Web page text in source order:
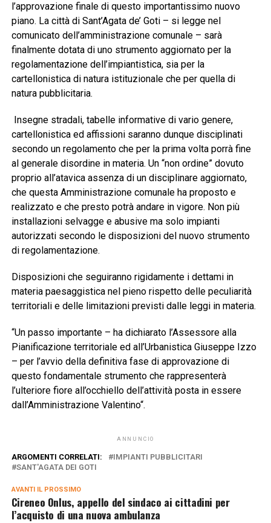
l’approvazione finale di questo importantissimo nuovo
piano. La città di Sant’Agata de’ Goti – si legge nel
comunicato dell’amministrazione comunale – sarà
finalmente dotata di uno strumento aggiornato per la
regolamentazione dell’impiantistica, sia per la
cartellonistica di natura istituzionale che per quella di
natura pubblicitaria.
Insegne stradali, tabelle informative di vario genere,
cartellonistica ed affissioni saranno dunque disciplinati
secondo un regolamento che per la prima volta porrà fine
al generale disordine in materia. Un “non ordine” dovuto
proprio all’atavica assenza di un disciplinare aggiornato,
che questa Amministrazione comunale ha proposto e
realizzato e che presto potrà andare in vigore. Non più
installazioni selvagge e abusive ma solo impianti
autorizzati secondo le disposizioni del nuovo strumento
di regolamentazione.
Disposizioni che seguiranno rigidamente i dettami in
materia paesaggistica nel pieno rispetto delle peculiarità
territoriali e delle limitazioni previsti dalle leggi in materia.
“Un passo importante – ha dichiarato l’Assessore alla
Pianificazione territoriale ed all’Urbanistica Giuseppe Izzo
– per l’avvio della definitiva fase di approvazione di
questo fondamentale strumento che rappresenterà
l’ulteriore fiore all’occhiello dell’attività posta in essere
dall’Amministrazione Valentino“.
ANNUNCIO
ARGOMENTI CORRELATI:
IMPIANTI PUBBLICITARI
SANT'AGATA DEI GOTI
AVANTI IL ​​PROSSIMO
Cireneo Onlus, appello del sindaco ai cittadini per
l’acquisto di una nuova ambulanza